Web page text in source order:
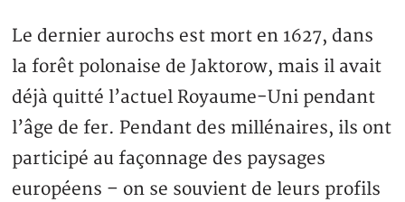
Le dernier aurochs est mort en 1627, dans
la forêt polonaise de Jaktorow, mais il avait
déjà quitté l’actuel Royaume-Uni pendant
l’âge de fer. Pendant des millénaires, ils ont
participé au façonnage des paysages
européens – on se souvient de leurs profils